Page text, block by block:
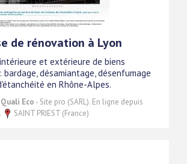
de rénovation à Lyon
et extérieure de biens
bardage, désamiantage, désenfumage
en Rhône-Alpes.
Quali Eco - Site pro (SARL). En ligne depuis
SAINT PRIEST (France)